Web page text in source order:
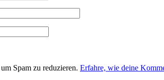
Spam zu reduzieren. Erfahre, wie deine